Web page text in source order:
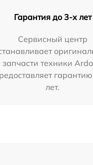
Гарантия до 3-х лет
Сервисный центр
запчасти техники
лет.